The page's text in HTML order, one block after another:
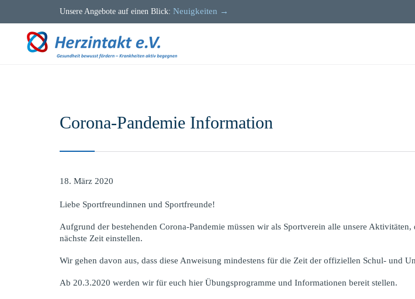
Unsere Angebote auf einen Blick: Neuigkeiten →
Corona-Pandemie Information
18. März 2020
Liebe Sportfreundinnen und Sportfreunde!
Aufgrund der bestehenden Corona-Pandemie müssen wir als Sportverein alle unsere
nächste Zeit einstellen.
Wir gehen davon aus, dass diese Anweisung mindestens für die Zeit der offiziellen Schul- und
Ab 20.3.2020 werden wir für euch hier Übungsprogramme und Informationen bereit stellen.